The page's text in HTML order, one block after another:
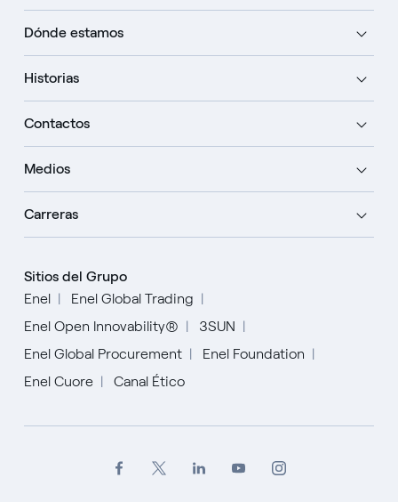
Dónde estamos
Historias
Contactos
Medios
Carreras
Sitios del Grupo
Enel
Enel Global Trading
Enel Open Innovability®
3SUN
Enel Global Procurement
Enel Foundation
Enel Cuore
Canal Ético